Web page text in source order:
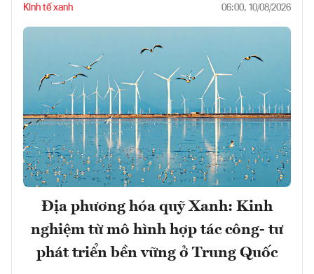
Kinh tế xanh 06:00, 10/08/2026
Địa phương hóa quỹ Xanh: Kinh
nghiệm từ mô hình hợp tác công- tư
phát triển bền vững ở Trung Quốc